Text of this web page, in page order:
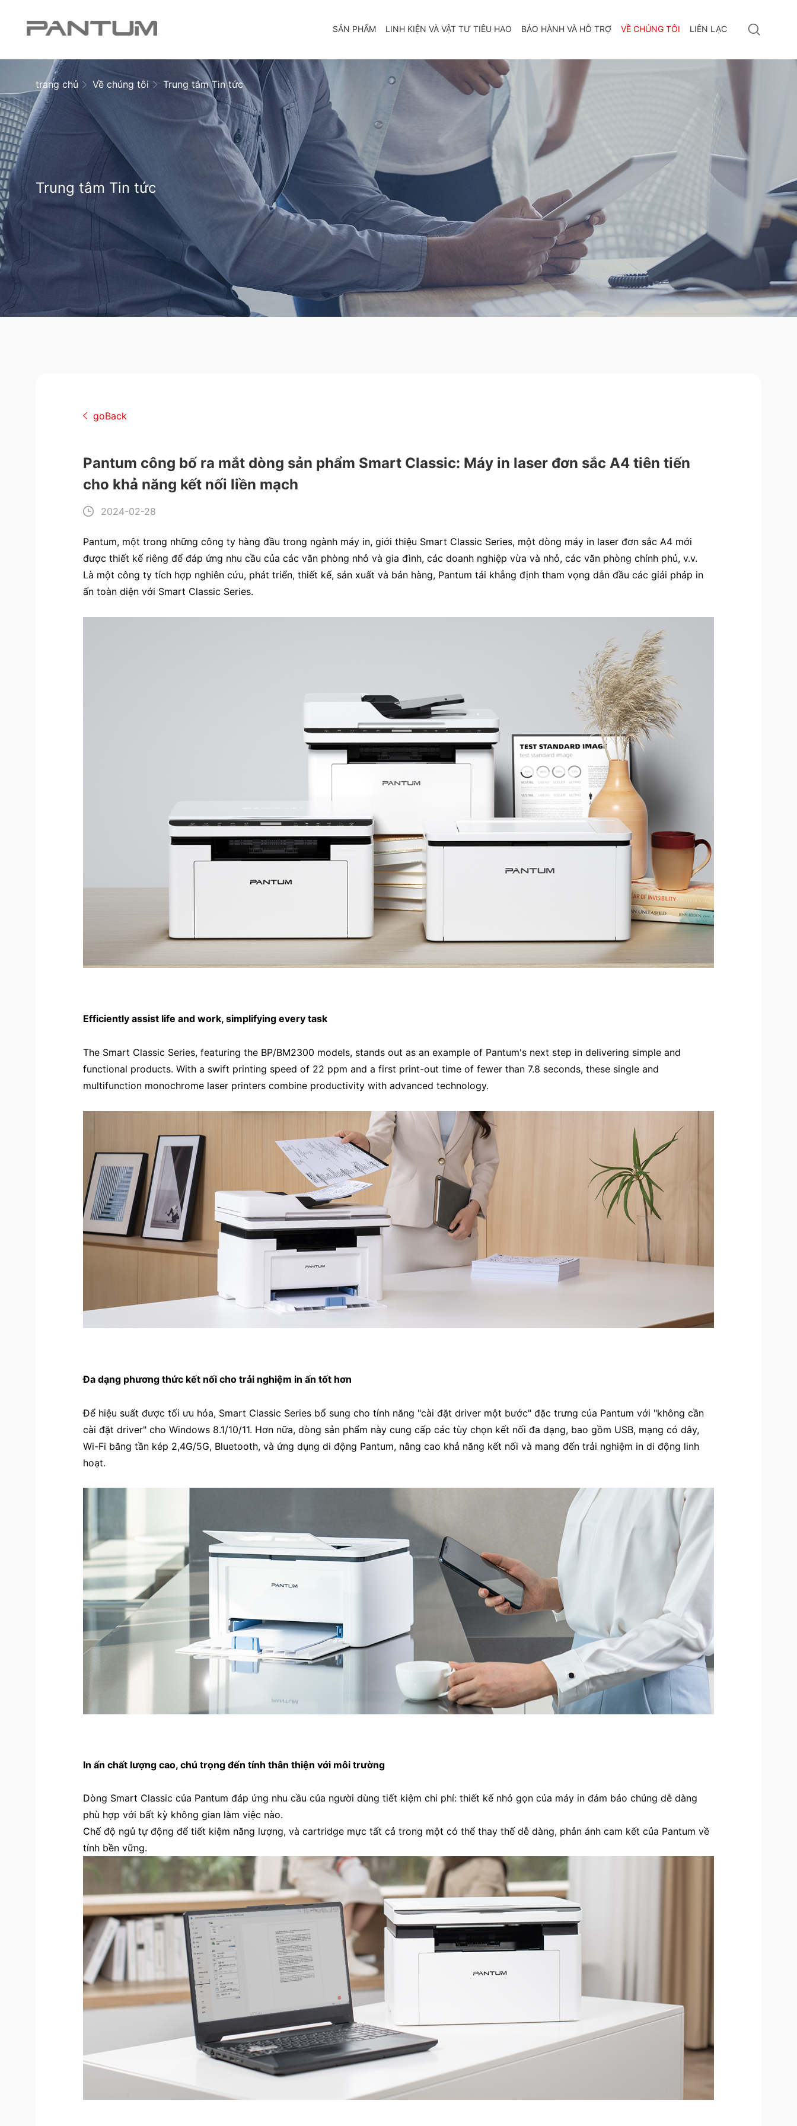
SẢN PHẨM LINH KIỆN VÀ VẬT TƯ TIÊU HAO BẢO HÀNH VÀ HỖ TRỢ VỀ CHÚNG TÔI LIÊN LẠC
Trung tâm Tin tức
trang chủ Về chúng tôi Trung tâm Tin tức
goBack
Pantum công bố ra mắt dòng sản phẩm Smart Classic: Máy in laser đơn sắc A4 tiên tiến
cho khả năng kết nối liền mạch
2024-02-28
Pantum, một trong những công ty hàng đầu trong ngành máy in, giới thiệu Smart Classic Series, một dòng máy in laser đơn sắc A4 mới
được thiết kế riêng để đáp ứng nhu cầu của các văn phòng nhỏ và gia đình, các doanh nghiệp vừa và nhỏ, các văn phòng chính phủ, v.v.
Là một công ty tích hợp nghiên cứu, phát triển, thiết kế, sản xuất và bán hàng, Pantum tái khẳng định tham vọng dẫn đầu các giải pháp in
ấn toàn diện với Smart Classic Series.
Efficiently assist life and work, simplifying every task
The Smart Classic Series, featuring the BP/BM2300 models, stands out as an example of Pantum's next step in delivering simple and
functional products. With a swift printing speed of 22 ppm and a first print-out time of fewer than 7.8 seconds, these single and
multifunction monochrome laser printers combine productivity with advanced technology.
Đa dạng phương thức kết nối cho trải nghiệm in ấn tốt hơn
Để hiệu suất được tối ưu hóa, Smart Classic Series bổ sung cho tính năng "cài đặt driver một bước" đặc trưng của Pantum với "không cần
cài đặt driver" cho Windows 8.1/10/11. Hơn nữa, dòng sản phẩm này cung cấp các tùy chọn kết nối đa dạng, bao gồm USB, mạng có dây,
Wi-Fi băng tần kép 2,4G/5G, Bluetooth, và ứng dụng di động Pantum, nâng cao khả năng kết nối và mang đến trải nghiệm in di động linh
hoạt.
In ấn chất lượng cao, chú trọng đến tính thân thiện với môi trường
Dòng Smart Classic của Pantum đáp ứng nhu cầu của người dùng tiết kiệm chi phí: thiết kế nhỏ gọn của máy in đảm bảo chúng dễ dàng
phù hợp với bất kỳ không gian làm việc nào.
Chế độ ngủ tự động để tiết kiệm năng lượng, và cartridge mực tất cả trong một có thể thay thế dễ dàng, phản ánh cam kết của Pantum về
tính bền vững.